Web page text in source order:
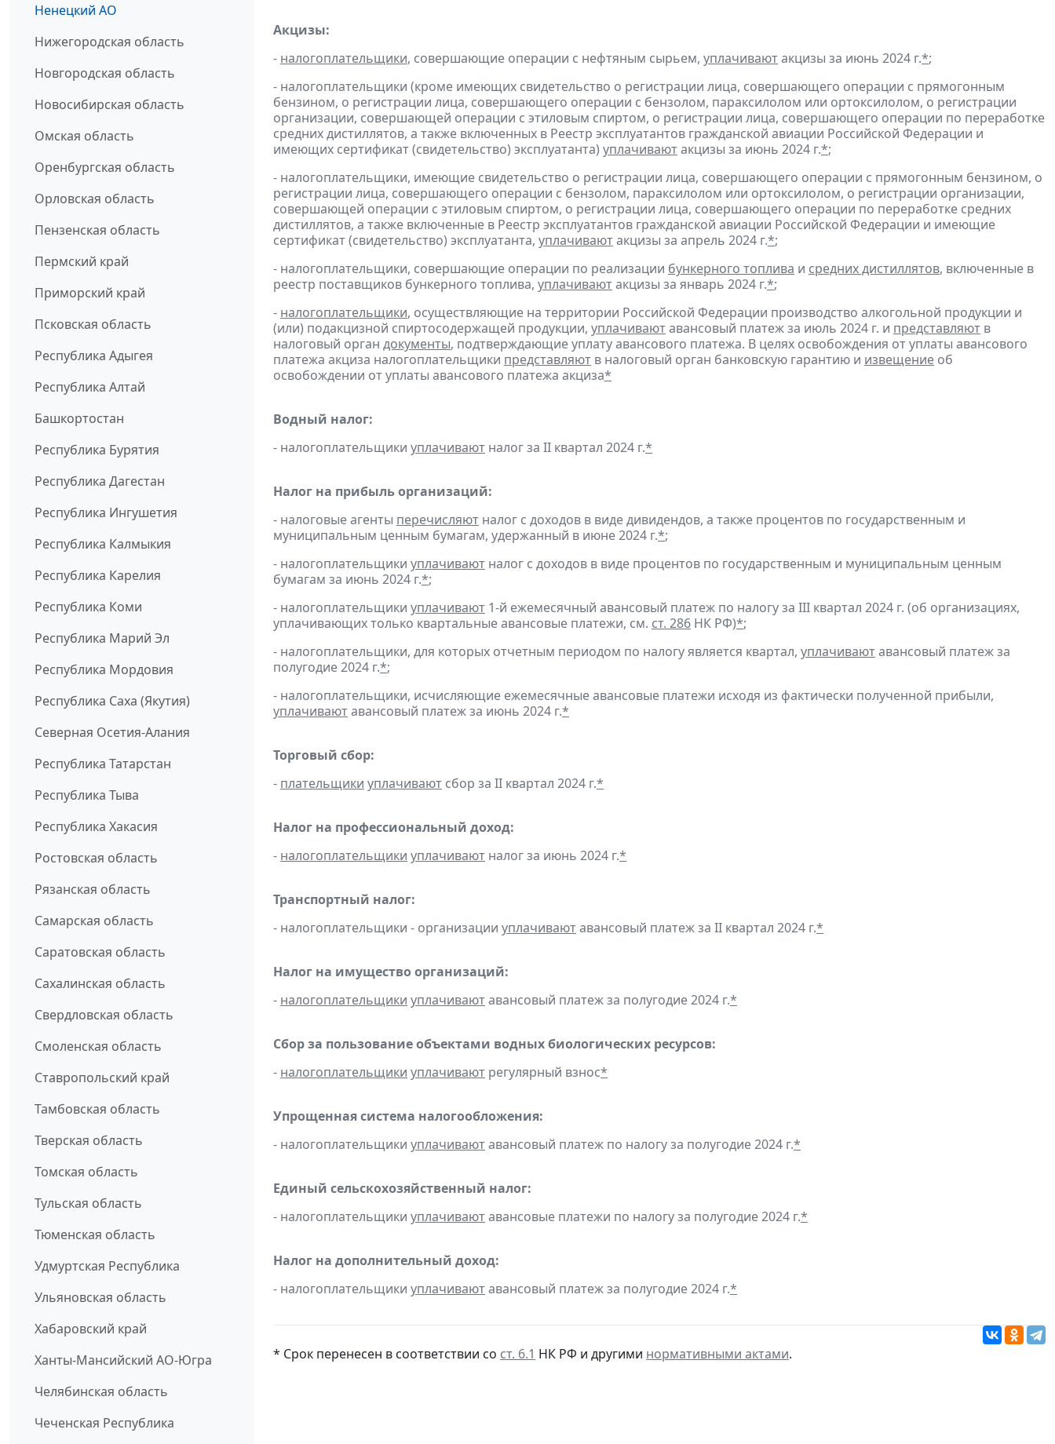
Ненецкий АО
Нижегородская область
Новгородская область
Новосибирская область
Омская область
Оренбургская область
Орловская область
Пензенская область
Пермский край
Приморский край
Псковская область
Республика Адыгея
Республика Алтай
Башкортостан
Республика Бурятия
Республика Дагестан
Республика Ингушетия
Республика Калмыкия
Республика Карелия
Республика Коми
Республика Марий Эл
Республика Мордовия
Республика Саха (Якутия)
Северная Осетия-Алания
Республика Татарстан
Республика Тыва
Республика Хакасия
Ростовская область
Рязанская область
Самарская область
Саратовская область
Сахалинская область
Свердловская область
Смоленская область
Ставропольский край
Тамбовская область
Тверская область
Томская область
Тульская область
Тюменская область
Удмуртская Республика
Ульяновская область
Хабаровский край
Ханты-Мансийский АО-Югра
Челябинская область
Чеченская Республика
Акцизы:
- налогоплательщики, совершающие операции с нефтяным сырьем, уплачиваютакцизы за июнь 2024 г.*;
- налогоплательщики (кроме имеющих свидетельство о регистрации лица, совершающего операции с прямогонным
бензином, о регистрации лица, совершающего операции с бензолом, параксилолом или ортоксилолом, о регистрации
организации, совершающей операции с этиловым спиртом, о регистрации лица, совершающего операции по переработке
средних дистиллятов, а также включенных в Реестр эксплуатантов гражданской авиации Российской Федерации и
имеющих сертификат (свидетельство) эксплуатанта) уплачиваютакцизы за июнь 2024 г.*;
- налогоплательщики, имеющие свидетельство о регистрации лица, совершающего операции с прямогонным бензином, о
регистрации лица, совершающего операции с бензолом, параксилолом или ортоксилолом, о регистрации организации,
совершающей операции с этиловым спиртом, о регистрации лица, совершающего операции по переработке средних
дистиллятов, а также включенные в Реестр эксплуатантов гражданской авиации Российской Федерации и имеющие
сертификат (свидетельство) эксплуатанта, уплачиваютакцизы за апрель 2024 г.*;
- налогоплательщики, совершающие операции по реализации бункерного топлива и средних дистиллятов, включенные в
реестр поставщиков бункерного топлива, уплачиваютакцизы за январь 2024 г.*;
- налогоплательщики, осуществляющие на территории Российской Федерации производство алкогольной продукции и
(или) подакцизной спиртосодержащей продукции, уплачиваютавансовый платеж за июль 2024 г. и представляют в
налоговый орган документы, подтверждающие уплату авансового платежа. В целях освобождения от уплаты авансового
платежа акциза налогоплательщики представляют в налоговый орган банковскую гарантию и извещение об
освобождении от уплаты авансового платежа акциза*
Водный налог:
- налогоплательщики уплачивают налог за II квартал 2024 г.*
Налог на прибыль организаций:
- налоговые агенты перечисляют налог с доходов в виде дивидендов, а также процентов по государственным и
муниципальным ценным бумагам, удержанный в июне 2024 г.*;
- налогоплательщики уплачивают налог с доходов в виде процентов по государственным и муниципальным ценным
бумагам за июнь 2024 г.*;
- налогоплательщики уплачивают 1-й ежемесячный авансовый платеж по налогу за III квартал 2024 г. (об организациях,
уплачивающих только квартальные авансовые платежи, см. ст. 286 НК РФ)*;
- налогоплательщики, для которых отчетным периодом по налогу является квартал, уплачиваютавансовый платеж за
полугодие 2024 г.*;
- налогоплательщики, исчисляющие ежемесячные авансовые платежи исходя из фактически полученной прибыли,
уплачиваютавансовый платеж за июнь 2024 г.*
Торговый сбор:
- плательщики уплачивают сбор за II квартал 2024 г.*
Налог на профессиональный доход:
- налогоплательщики уплачивают налог за июнь 2024 г.*
Транспортный налог:
- налогоплательщики - организации уплачиваютавансовый платеж за II квартал 2024 г.*
Налог на имущество организаций:
- налогоплательщики уплачиваютавансовый платеж за полугодие 2024 г.*
Сбор за пользование объектами водных биологических ресурсов:
- налогоплательщики уплачивают регулярный взнос*
Упрощенная система налогообложения:
- налогоплательщики уплачиваютавансовый платеж по налогу за полугодие 2024 г.*
Единый сельскохозяйственный налог:
- налогоплательщики уплачиваютавансовые платежи по налогу за полугодие 2024 г.*
Налог на дополнительный доход:
- налогоплательщики уплачиваютавансовый платеж за полугодие 2024 г.*
* Срок перенесен в соответствии со ст. 6.1 НК РФ и другими нормативными актами.